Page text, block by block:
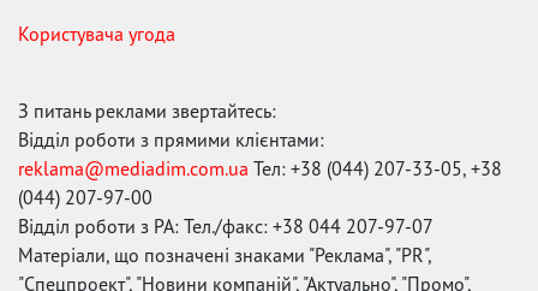
Користувача угода
З питань реклами звертайтесь:
Відділ роботи з прямими клієнтами:
reklama@mediadim.com.ua Тел: +38 (044) 207-33-05, +38
(044) 207-97-00
Відділ роботи з РА: Тел./факс: +38 044 207-97-07
Матеріали, що позначені знаками "Реклама", "PR",
"Спецпроект", "Новини компаній", "Актуально", "Промо",